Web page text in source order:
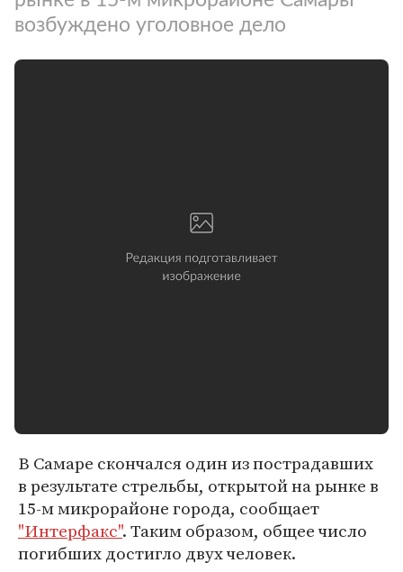
возбуждено уголовное дело
В Самаре скончался один из пострадавших
в результате стрельбы, открытой на рынке в
15-м микрорайоне города, сообщает
"Интерфакс". Таким образом, общее число
погибших достигло двух человек.